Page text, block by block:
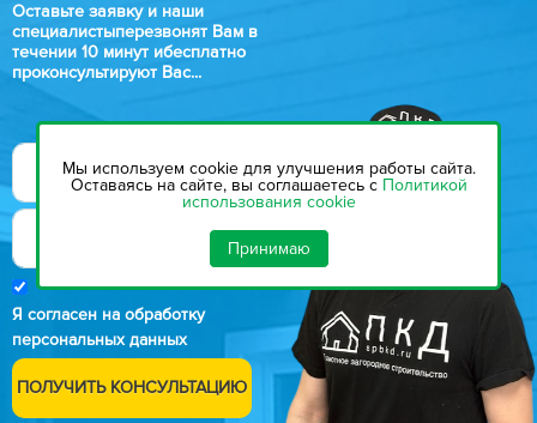
Оставьте заявку и наши
специалистыперезвонят Вам в
течении 10 минут ибесплатно
проконсультируют Вас...
Я согласен на обработку
персональных данных
ПОЛУЧИТЬ КОНСУЛЬТАЦИЮ
Мы используем cookie для улучшения работы сайта.
Оставаясь на сайте, вы соглашаетесь с Политикой
использования cookie
Принимаю